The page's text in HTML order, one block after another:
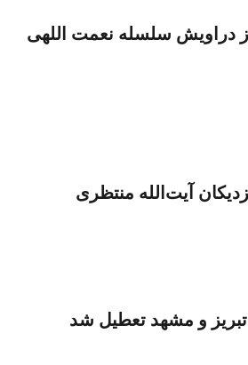
دراویش سلسله نعمت اللهی
آیت‌الله منتظری
تبریز و مشهد تعطیل شد